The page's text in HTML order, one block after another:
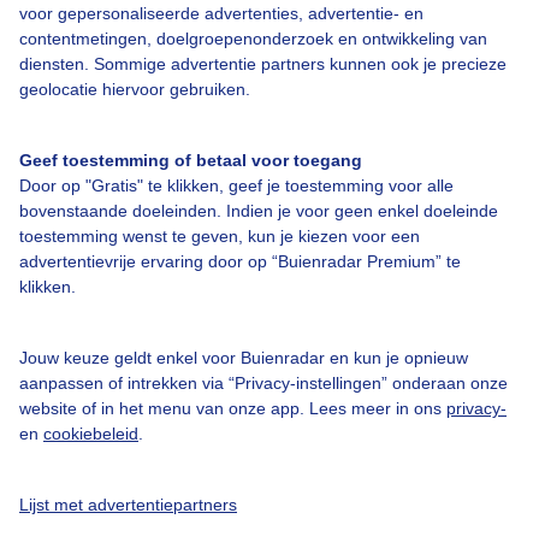
voor gepersonaliseerde advertenties, advertentie- en
contentmetingen, doelgroepenonderzoek en ontwikkeling van
diensten. Sommige advertentie partners kunnen ook je precieze
geolocatie hiervoor gebruiken.
Geef toestemming of betaal voor toegang
Door op "Gratis" te klikken, geef je toestemming voor alle
bovenstaande doeleinden. Indien je voor geen enkel doeleinde
toestemming wenst te geven, kun je kiezen voor een
advertentievrije ervaring door op “Buienradar Premium” te
klikken.
Jouw keuze geldt enkel voor Buienradar en kun je opnieuw
aanpassen of intrekken via “Privacy-instellingen” onderaan onze
website of in het menu van onze app. Lees meer in ons privacy-
en cookiebeleid
Lijst met advertentiepartners
Over Buienradar
Bedrijfsgegevens
Contact
Toegankelijkheid
Gebruikersvoorwaarden
Privacy beleid
Cookie beleid
Gratis weerdata